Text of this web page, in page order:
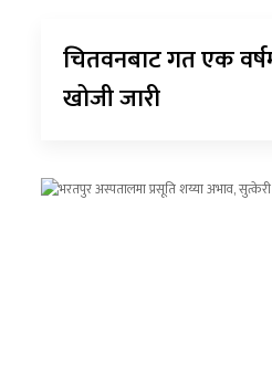
चितवनबाट गत एक
खोजी जारी